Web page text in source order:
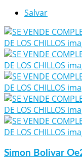
Salvar
Simon Bolivar